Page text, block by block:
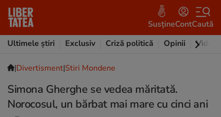
SusțineContCaută
Ultimele știri
Exclusiv Criză politică Opinii Video
|Divertisment|Stiri Mondene
Simona Gherghe se vedea măritată.
Norocosul, un bărbat mai mare cu cinci ani